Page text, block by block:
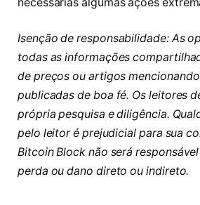
Isenção de responsabilidade: As
todas as informações
de preços ou artigos
publicadas de boa fé. Os leitores
própria pesquisa e diligência.
pelo leitor é prejudicial para sua
Bitcoin Block não será
perda ou dano direto ou indireto.